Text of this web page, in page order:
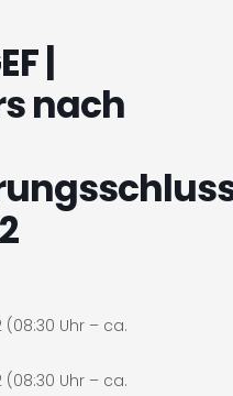
|
nach
(08:30 Uhr – ca.
(08:30 Uhr – ca.